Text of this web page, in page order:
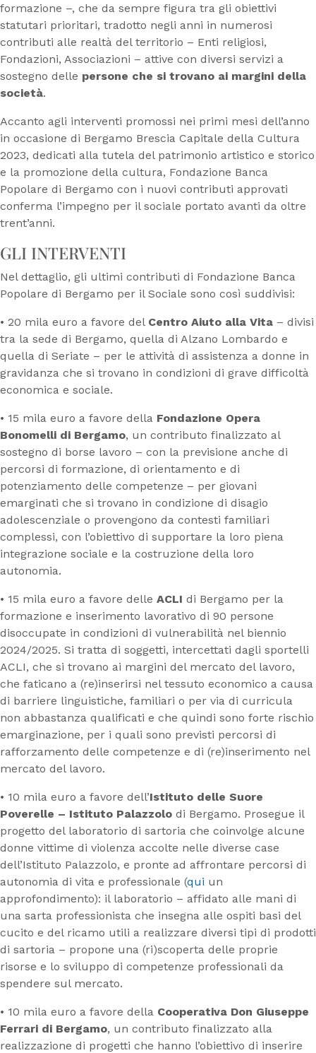
formazione –, che da sempre figura tra gli obiettivi
statutari prioritari, tradotto negli anni in numerosi
contributi alle realtà del territorio – Enti religiosi,
Fondazioni, Associazioni – attive con diversi servizi a
sostegno delle persone che si trovano ai margini della
società.
Accanto agli interventi promossi nei primi mesi dell’anno
in occasione di Bergamo Brescia Capitale della Cultura
2023, dedicati alla tutela del patrimonio artistico e storico
e la promozione della cultura, Fondazione Banca
Popolare di Bergamo con i nuovi contributi approvati
conferma l’impegno per il sociale portato avanti da oltre
trent’anni.
GLI INTERVENTI
Nel dettaglio, gli ultimi contributi di Fondazione Banca
Popolare di Bergamo per il Sociale sono così suddivisi:
• 20 mila euro a favore del Centro Aiuto alla Vita – divisi
tra la sede di Bergamo, quella di Alzano Lombardo e
quella di Seriate – per le attività di assistenza a donne in
gravidanza che si trovano in condizioni di grave difficoltà
economica e sociale.
• 15 mila euro a favore della Fondazione Opera
Bonomelli di Bergamo, un contributo finalizzato al
sostegno di borse lavoro – con la previsione anche di
percorsi di formazione, di orientamento e di
potenziamento delle competenze – per giovani
emarginati che si trovano in condizione di disagio
adolescenziale o provengono da contesti familiari
complessi, con l’obiettivo di supportare la loro piena
integrazione sociale e la costruzione della loro
autonomia.
• 15 mila euro a favore delle ACLI di Bergamo per la
formazione e inserimento lavorativo di 90 persone
disoccupate in condizioni di vulnerabilità nel biennio
2024/2025. Si tratta di soggetti, intercettati dagli sportelli
ACLI, che si trovano ai margini del mercato del lavoro,
che faticano a (re)inserirsi nel tessuto economico a causa
di barriere linguistiche, familiari o per via di curricula
non abbastanza qualificati e che quindi sono forte rischio
emarginazione, per i quali sono previsti percorsi di
rafforzamento delle competenze e di (re)inserimento nel
mercato del lavoro.
• 10 mila euro a favore dell’Istituto delle Suore
Poverelle – Istituto Palazzolo di Bergamo. Prosegue il
progetto del laboratorio di sartoria che coinvolge alcune
donne vittime di violenza accolte nelle diverse case
dell’Istituto Palazzolo, e pronte ad affrontare percorsi di
autonomia di vita e professionale (qui un
approfondimento): il laboratorio – affidato alle mani di
una sarta professionista che insegna alle ospiti basi del
cucito e del ricamo utili a realizzare diversi tipi di prodotti
di sartoria – propone una (ri)scoperta delle proprie
risorse e lo sviluppo di competenze professionali da
spendere sul mercato.
• 10 mila euro a favore della Cooperativa Don Giuseppe
Ferrari di Bergamo, un contributo finalizzato alla
realizzazione di progetti che hanno l’obiettivo di inserire